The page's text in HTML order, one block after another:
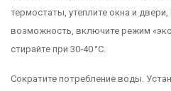
термостаты, утеплите окна и
возможность, включите режим
стирайте при 30‑40 °C.
Сократите потребление воды.